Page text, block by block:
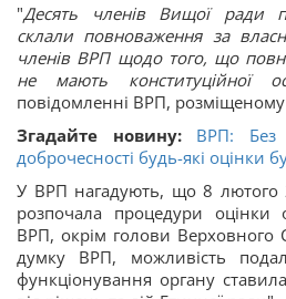
"Десять членів Вищої ради
склали повноваження за
членів ВРП щодо того, що
не мають конституційної
повідомленні ВРП, розміщеному
Згадайте новину:
ВРП: Без
доброчесності будь-які оцінки
У ВРП нагадують, що 8 лютого
розпочала процедури оцінки
ВРП, окрім голови Верховного
думку ВРП, можливість
функціонування органу